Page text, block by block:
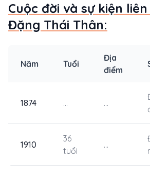
Cuộc đời và sự kiện
Đặng Thái Thân:
Năm Tuổi
Địa
điểm
1874 ... ...
1910
36
tuổi
...